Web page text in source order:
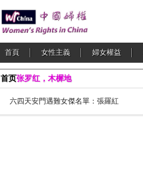
首頁 女性主義 婦女權益
首页张罗红，木樨地
六四天安門遇難女傑名單：張羅紅